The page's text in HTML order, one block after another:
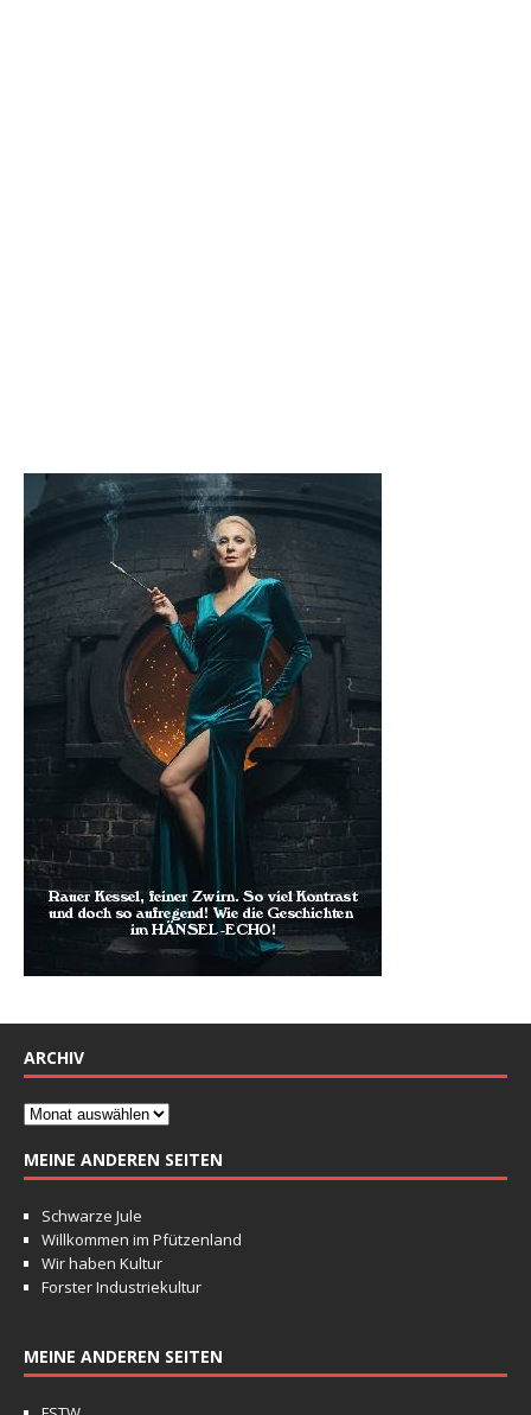
ARCHIV
MEINE ANDEREN SEITEN
Schwarze Jule
Willkommen im Pfützenland
Wir haben Kultur
Forster Industriekultur
MEINE ANDEREN SEITEN